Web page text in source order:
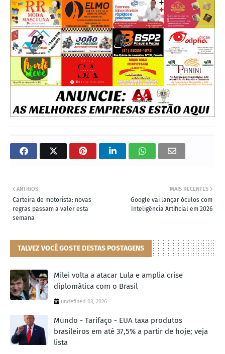
MAIS RECENTES
Google vai lançar óculos com
Inteligência Artificial em 2026
ANTIGOS
Carteira de motorista: novas
regras passam a valer esta
semana
TALVEZ VOCÊ GOSTE DESTAS POSTAGENS
Milei volta a atacar Lula e amplia crise
diplomática com o Brasil
undefined 03, 2026
Mundo - Tarifaço - EUA taxa produtos
brasileiros em até 37,5% a partir de hoje; veja
lista